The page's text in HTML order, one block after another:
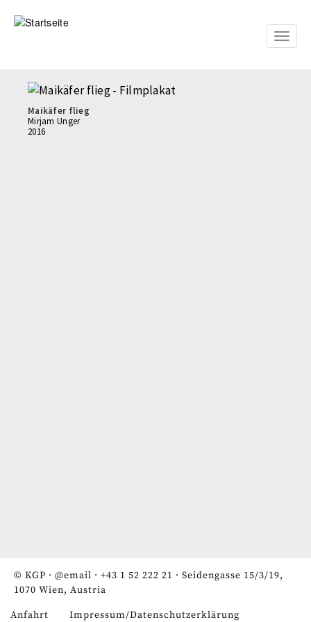
zum
Toggle
Maikäfer flieg
Mirjam Unger
2016
© KGP · @email · +43 1 52 222 21 · Seidengasse 15/3/19,
1070 Wien, Austria
Anfahrt Impressum/Datenschutzerklärung